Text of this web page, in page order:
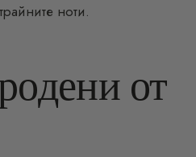
ноти.
от